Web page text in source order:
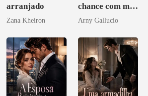
arranjado
Zana Kheiron
chance com meu
amor bilionário
Arny Gallucio